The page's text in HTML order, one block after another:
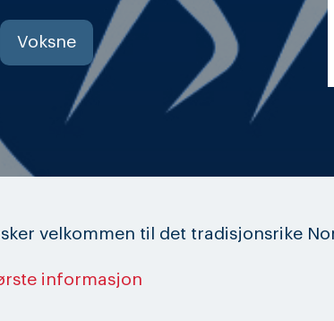
Voksne
velkommen til det tradisjonsrike
informasjon